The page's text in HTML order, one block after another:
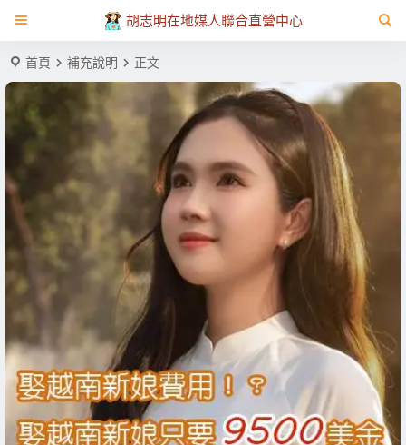
胡志明在地媒人聯合直營中心
首頁 補充說明 正文